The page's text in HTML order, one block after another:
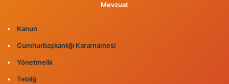
Mevzuat
Kanun
Cumhurbaşkanlığı Kararnamesi
Yönetmelik
Tebliğ